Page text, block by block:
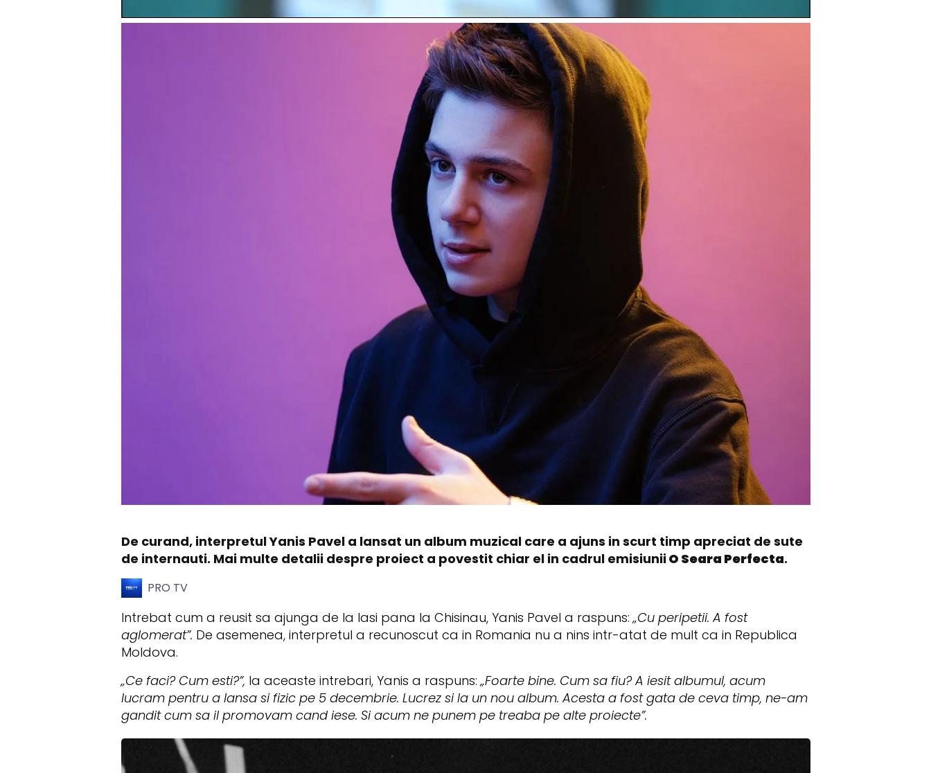
De curand, interpretul Yanis Pavel a lansat un album muzical care a ajuns in scurt timp apreciat de sute
de internauti. Mai multe detalii despre proiect a povestit chiar el in cadrul emisiuniiO Seara Perfecta.
PRO TV
Intrebat cum a reusit sa ajunga de la Iasi pana la Chisinau, Yanis Pavel a raspuns:„Cu peripetii. A fost
aglomerat”. De asemenea, interpretul a recunoscut ca in Romania nu a nins intr-atat de mult ca in Republica
Moldova.
„Ce faci? Cum esti?”, la aceaste intrebari, Yanis a raspuns:„Foarte bine. Cum sa fiu? A iesit albumul, acum
lucram pentru a lansa si fizic pe 5 decembrie. Lucrez si la un nou album. Acesta a fost gata de ceva timp, ne-am
gandit cum sa il promovam cand iese. Si acum ne punem pe treaba pe alte proiecte”.